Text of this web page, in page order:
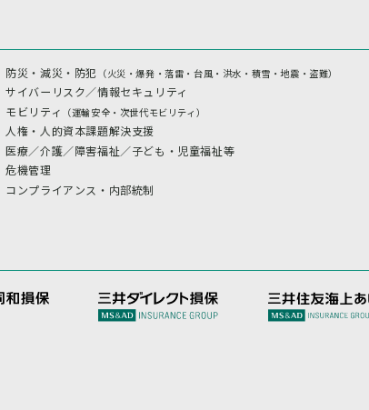
防災・減災・防犯 （火災・爆発・落雷・台風・洪水・積雪・地震・盗難）
サイバーリスク／情報セキュリティ
モビリティ （運輸安全・次世代モビリティ）
人権・人的資本課題解決支援
医療／介護／障害福祉／子ども・児童福祉等
危機管理
コンプライアンス・内部統制